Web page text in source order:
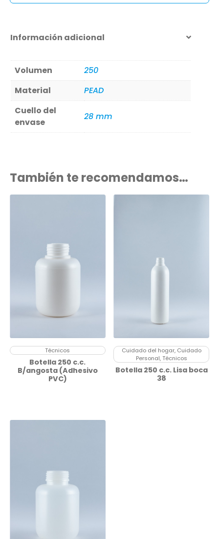
Información adicional
Volumen
250
Material
PEAD
Cuello del
envase
28 mm
También te recomendamos…
Técnicos
Botella 250 c.c.
B/angosta (Adhesivo
PVC)
Cuidado del hogar, Cuidado
Personal, Técnicos
Botella 250 c.c. Lisa boca
38